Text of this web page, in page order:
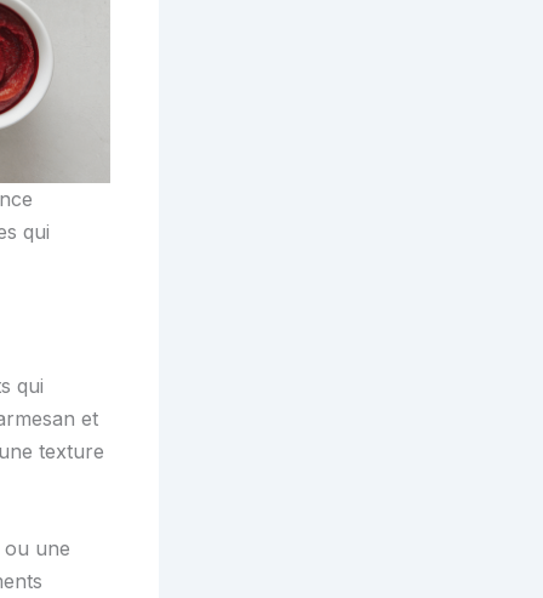
qui
qui
et
texture
ou une